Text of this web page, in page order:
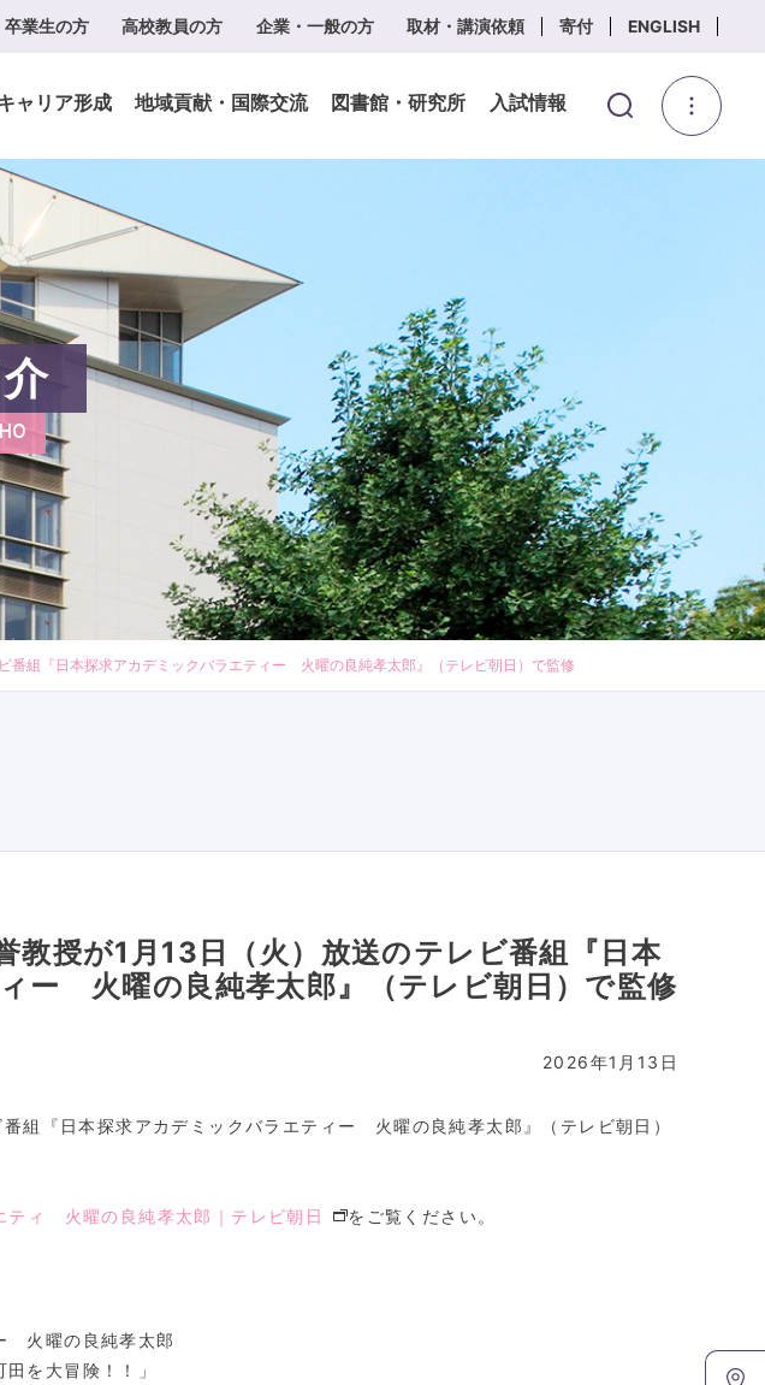
卒業生の方 高校教員の方 企業・一般の方 取材・講演依頼 寄付 ENGLISH
ャリア形成 地域貢献・国際交流 図書館・研究所 入試情報
番組『日本探求アカデミックバラエティー 火曜の良純孝太郎』（テレビ朝日）で監修
教授が1月13日（火）放送のテレビ番組『日本
ー 火曜の良純孝太郎』（テレビ朝日）で監修
2026年1月13日
組『日本探求アカデミックバラエティー 火曜の良純孝太郎』（テレビ朝日）
ティ 火曜の良純孝太郎｜テレビ朝日 をご覧ください。
火曜の良純孝太郎
を大冒険！！」